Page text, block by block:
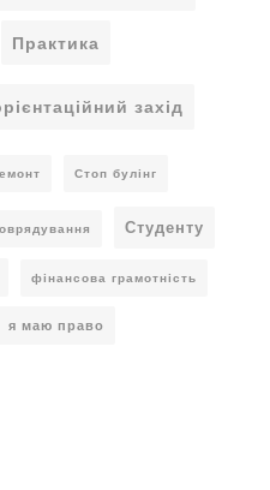
Практика
захід
Стоп булінг
Студенту
фінансова грамотність
я маю право